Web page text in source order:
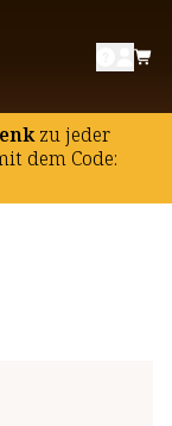
zu jeder
dem Code:
2026
2026